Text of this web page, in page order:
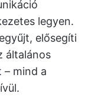
legyen.
elősegíti
általános
mind a